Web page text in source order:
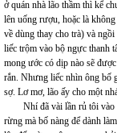
ở quán nhà lão thầm thì kể
lên uống rượu, hoặc là
về dùng thay cho trà) và
liếc trộm vào bộ ngực thanh
mong ước có dịp nào sẽ
rắn. Nhưng liếc nhìn ông bố
sợ. Lơ mơ, lão ấy cho một
Nhí đã vài lần rủ tôi vào
rừng mà bố nàng để dành